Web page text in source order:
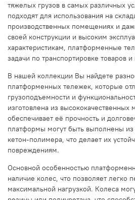
тяжелых грузов в самых различных
подходят для использования на
производственных помещениях и
своей конструкции и высоким
характеристикам, платформенные
задачи по транспортировке товаров
В нашей коллекции Вы найдете
платформенных тележек, которые
грузоподъемности и
изготовлена из высококачественных
обеспечивает её прочность и
платформы могут быть выполнены из
кетон-полимера, что делает их
повреждениям.
Основной особенностью
наличие колес, что позволяет легко
максимальной нагрузкой. Колеса